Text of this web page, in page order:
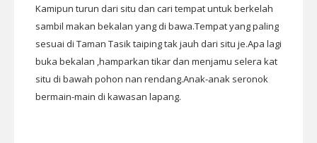
Kamipun turun dari situ dan cari tempat untuk berkelah
sambil makan bekalan yang di bawa.Tempat yang paling
sesuai di Taman Tasik taiping tak jauh dari situ je.Apa lagi
buka bekalan ,hamparkan tikar dan menjamu selera kat
situ di bawah pohon nan rendang.Anak-anak seronok
bermain-main di kawasan lapang.